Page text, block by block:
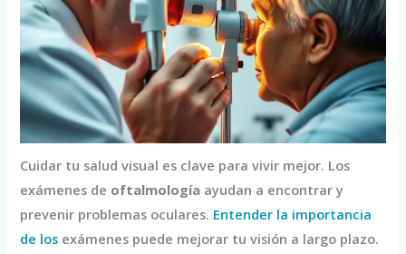
Cuidar tu salud visual es clave para vivir mejor. Los
exámenes de oftalmología ayudan a encontrar y
prevenir problemas oculares. Entender la importancia
de los exámenes puede mejorar tu visión a largo plazo.